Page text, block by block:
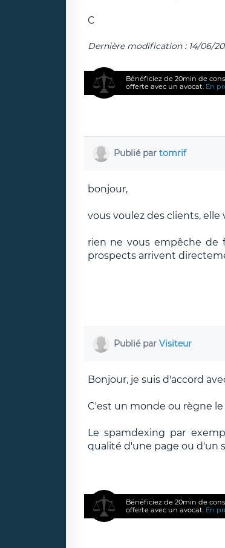
C
Dernière modification : 14/06/
Bénéficiez de 20min de
offerte avec un avocat. En
Publié par tomrif
bonjour,
vous voulez des clients,
rien ne vous empêche de
prospects arrivent
Publié par Visiteur
Bonjour, je suis d'accord
C'est un monde ou règne
Le spamdexing par
qualité d'une page ou d'un
Bénéficiez de 20min de
offerte avec un avocat. En